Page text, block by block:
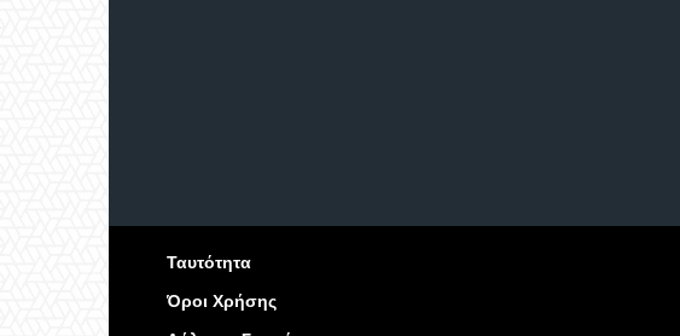
Ταυτότητα
Όροι Χρήσης